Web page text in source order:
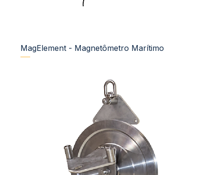
MagElement - Magnetômetro Marítimo